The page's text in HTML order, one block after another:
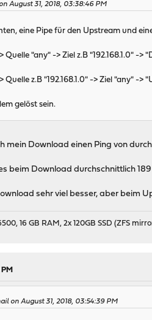
August 31, 2018, 03:38:46 PM
eine Pipe für den Upstream und
"any" -> Ziel z.B "192.168.1.0" ->
z.B "192.168.1.0" -> Ziel "any" ->
gelöst sein.
mein Download einen Ping von
beim Download durchschnittlich
sehr viel besser, aber beim
16 GB RAM, 2x 120GB SSD (ZFS
on August 31, 2018, 03:54:39 PM